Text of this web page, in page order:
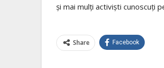
și mai mulți activiști cunoscuți
Share Facebook